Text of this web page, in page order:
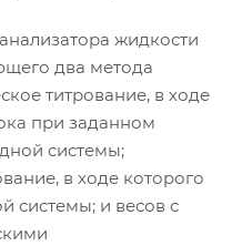
жидкости
два метода
титрование, в ходе
при заданном
системы;
в ходе которого
системы; и весов с